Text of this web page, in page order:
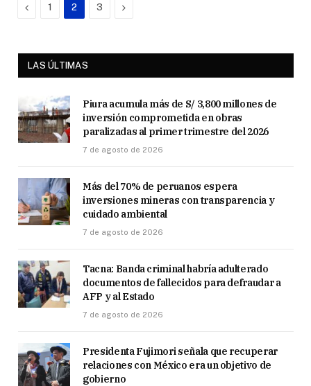
Previous
1 2 3 Next
LAS ÚLTIMAS
Piura acumula más de S/ 3,800 millones de
inversión comprometida en obras
paralizadas al primer trimestre del 2026
7 de agosto de 2026
Más del 70% de peruanos espera
inversiones mineras con transparencia y
cuidado ambiental
7 de agosto de 2026
Tacna: Banda criminal habría adulterado
documentos de fallecidos para defraudar a
AFP y al Estado
7 de agosto de 2026
Presidenta Fujimori señala que recuperar
relaciones con México era un objetivo de
gobierno